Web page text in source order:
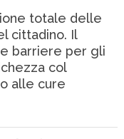
totale delle
cittadino. Il
barriere per gli
col
alle cure